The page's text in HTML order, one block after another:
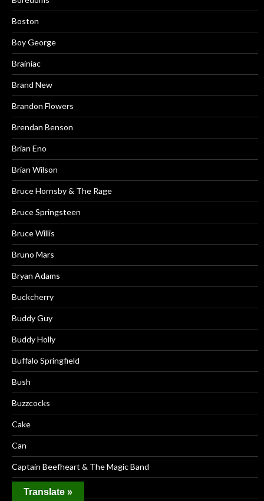
Boston
Boy George
Brainiac
Brand New
Brandon Flowers
Brendan Benson
Brian Eno
Brian Wilson
Bruce Hornsby & The Rage
Bruce Springsteen
Bruce Willis
Bruno Mars
Bryan Adams
Buckcherry
Buddy Guy
Buddy Holly
Buffalo Springfield
Bush
Buzzcocks
Cake
Can
Captain Beefheart & The Magic Band
Car Seat Headrest
Translate »